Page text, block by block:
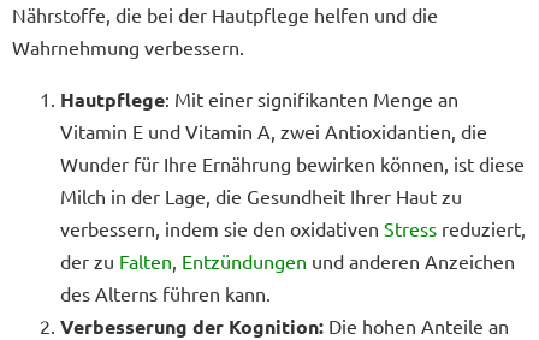
Nährstoffe, die bei der Hautpflege helfen und die
Wahrnehmung verbessern.
Hautpflege: Mit einer signifikanten Menge an
Vitamin E und Vitamin A, zwei Antioxidantien, die
Wunder für Ihre Ernährung bewirken können, ist diese
Milch in der Lage, die Gesundheit Ihrer Haut zu
verbessern, indem sie den oxidativen Stress reduziert,
der zu Falten Entzündungen und anderen Anzeichen
des Alterns führen kann.
Verbesserung der Kognition: Die hohen Anteile an